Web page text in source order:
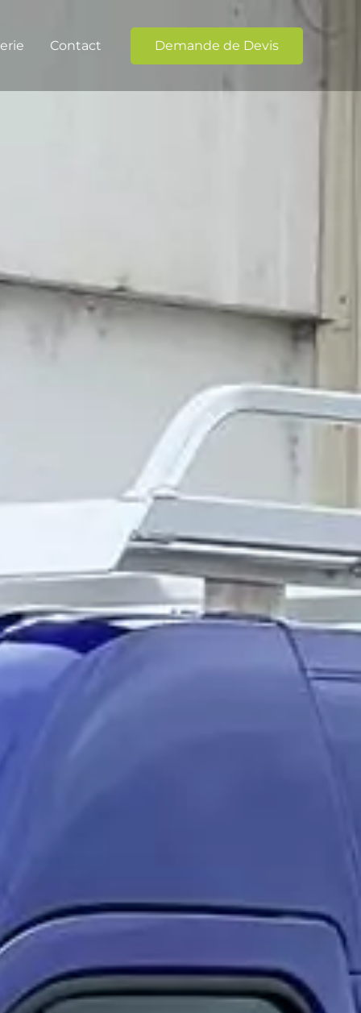
Contact Demande de Devis